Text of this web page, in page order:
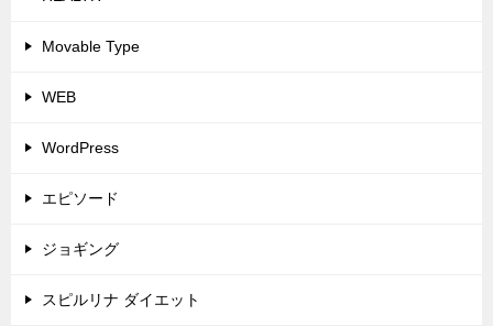
Movable Type
WEB
WordPress
エピソード
ジョギング
スピルリナ ダイエット